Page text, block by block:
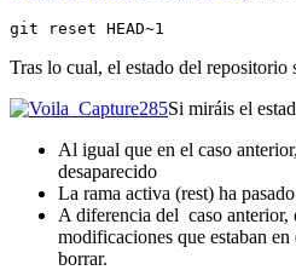
git reset HEAD~1
Tras lo cual, el estado del repositorio
Si miráis el
Al igual que en el caso
desaparecido
La rama activa (rest) ha
A diferencia del caso anterior,
modificaciones que estaban
borrar.